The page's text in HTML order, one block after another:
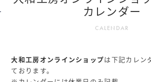
カレンダー
CALENDAR
大和工房オンラインショップは下記カレン
ております。